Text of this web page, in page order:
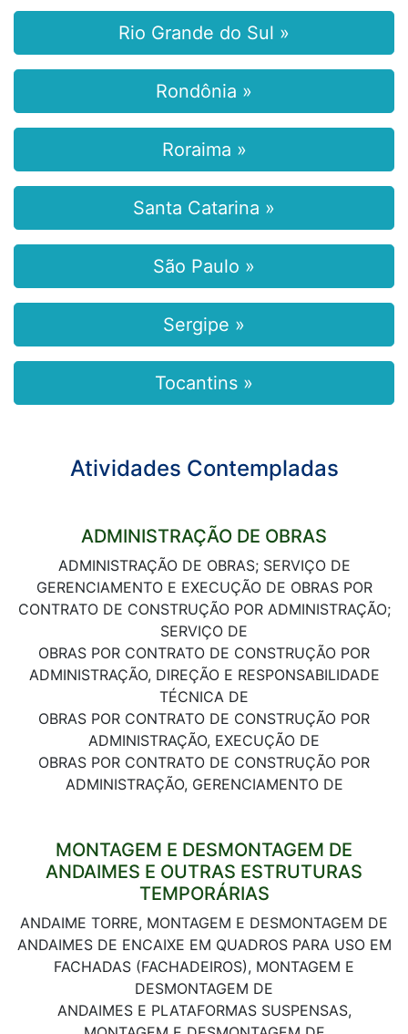
Rio Grande do Sul »
Rondônia »
Roraima »
Santa Catarina »
São Paulo »
Sergipe »
Tocantins »
Atividades Contempladas
ADMINISTRAÇÃO DE OBRAS
ADMINISTRAÇÃO DE OBRAS; SERVIÇO DE
GERENCIAMENTO E EXECUÇÃO DE OBRAS POR
CONTRATO DE CONSTRUÇÃO POR ADMINISTRAÇÃO;
SERVIÇO DE
OBRAS POR CONTRATO DE CONSTRUÇÃO POR
ADMINISTRAÇÃO, DIREÇÃO E RESPONSABILIDADE
TÉCNICA DE
OBRAS POR CONTRATO DE CONSTRUÇÃO POR
ADMINISTRAÇÃO, EXECUÇÃO DE
OBRAS POR CONTRATO DE CONSTRUÇÃO POR
ADMINISTRAÇÃO, GERENCIAMENTO DE
MONTAGEM E DESMONTAGEM DE
ANDAIMES E OUTRAS ESTRUTURAS
TEMPORÁRIAS
ANDAIME TORRE, MONTAGEM E DESMONTAGEM DE
ANDAIMES DE ENCAIXE EM QUADROS PARA USO EM
FACHADAS (FACHADEIROS), MONTAGEM E
DESMONTAGEM DE
ANDAIMES E PLATAFORMAS SUSPENSAS,